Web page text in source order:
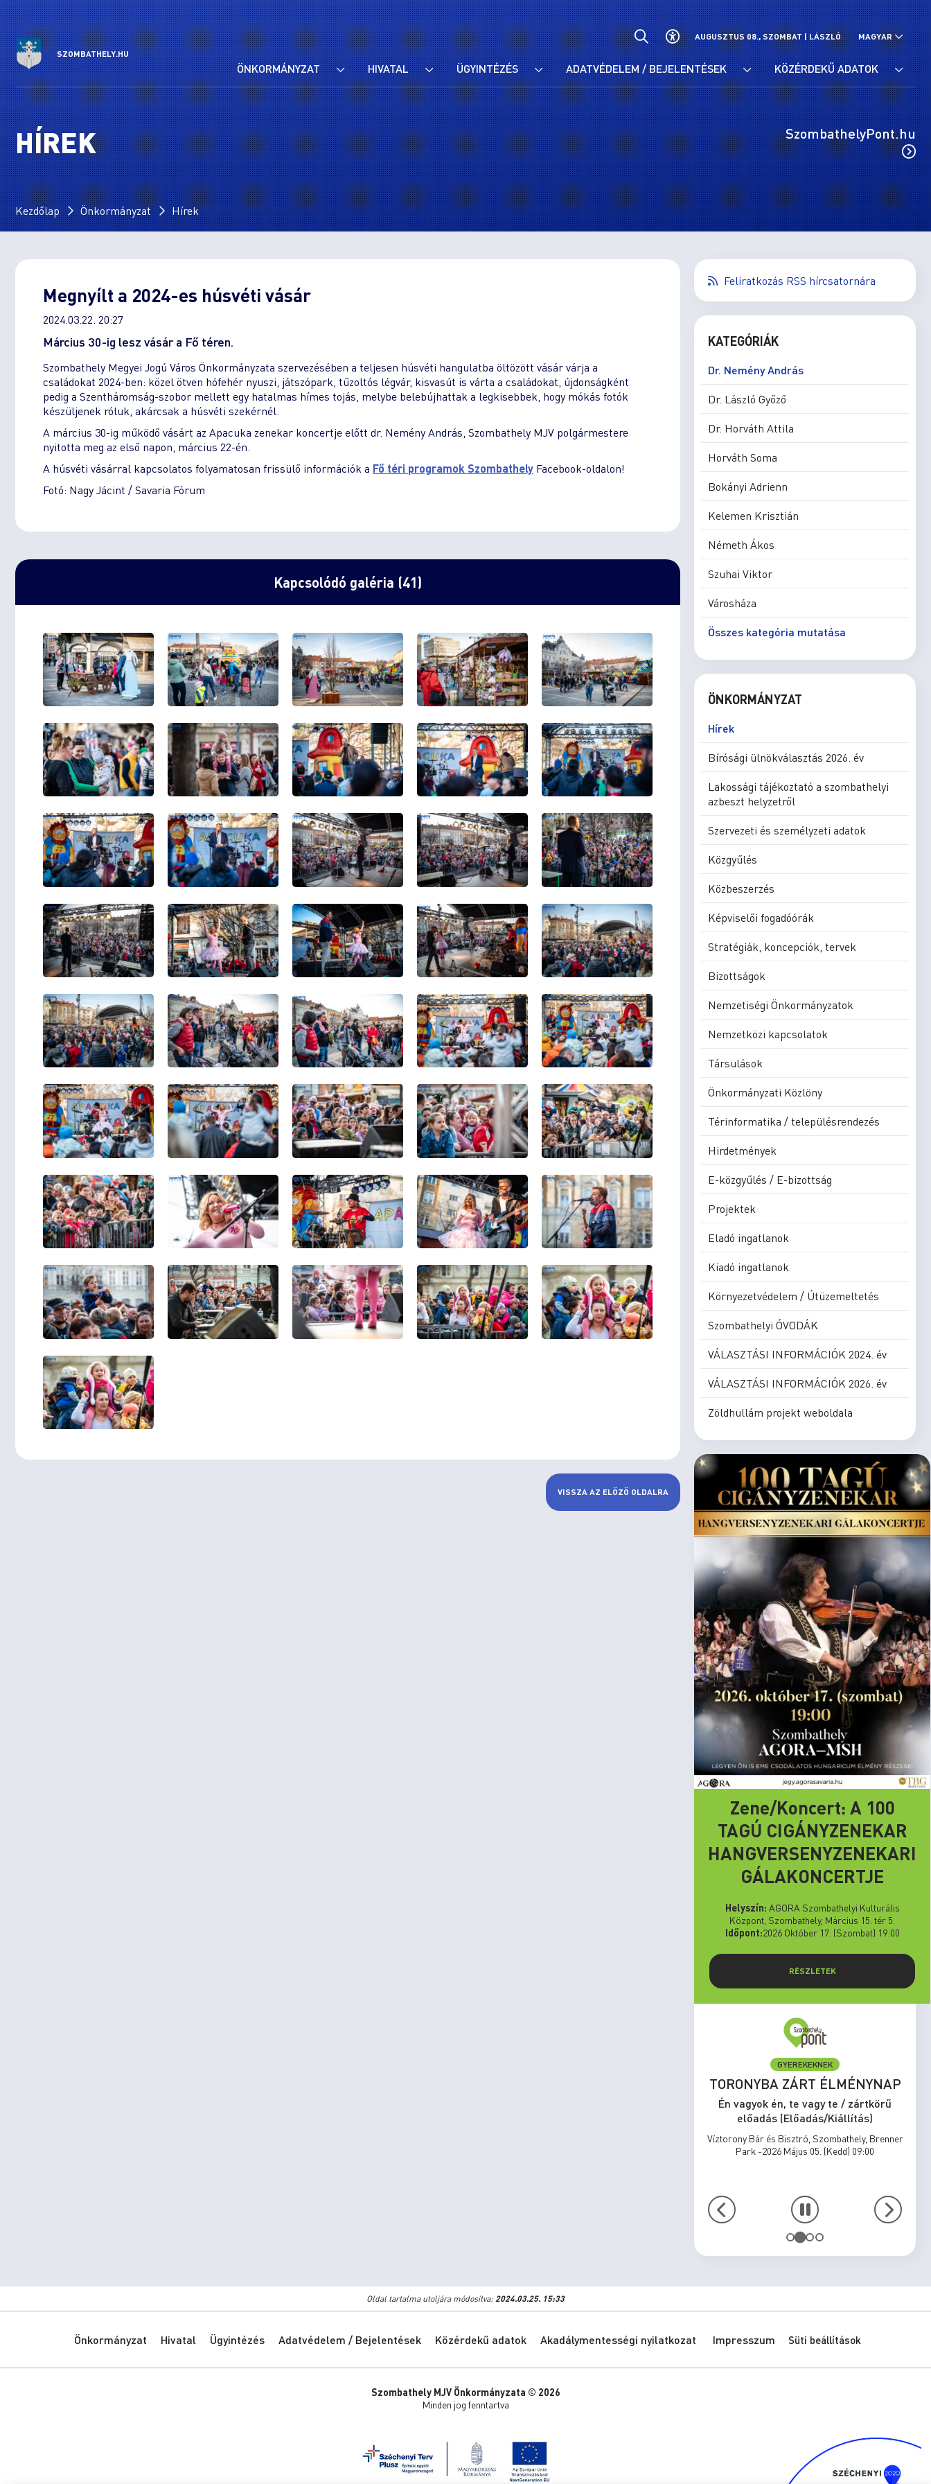
SZOMBATHELY.HU
AUGUSZTUS 08., SZOMBAT |LÁSZLÓ MAGYAR
ÖNKORMÁNYZAT HIVATAL ÜGYINTÉZÉS ADATVÉDELEM / BEJELENTÉSEK KÖZÉRDEKŰ ADATOK
HÍREK SzombathelyPont.hu
Kezdőlap Önkormányzat Hírek
Megnyílt a 2024-es húsvéti vásár
2024.03.22. 20:27
Március 30-ig lesz vásár a Fő téren.
Szombathely Megyei Jogú Város Önkormányzata szervezésében a teljesen húsvéti hangulatba öltözött vásár várja a
családokat 2024-ben: közel ötven hófehér nyuszi, játszópark, tűzoltós légvár, kisvasút is várta a családokat, újdonságként
pedig a Szentháromság-szobor mellett egy hatalmas hímes tojás, melybe belebújhattak a legkisebbek, hogy mókás fotók
készüljenek róluk, akárcsak a húsvéti szekérnél.
A március 30-ig működő vásárt az Apacuka zenekar koncertje előtt dr. Nemény András, Szombathely MJV polgármestere
nyitotta meg az első napon, március 22-én.
A húsvéti vásárral kapcsolatos folyamatosan frissülő információk a Fő téri programok Szombathely Facebook-oldalon!
Fotó: Nagy Jácint / Savaria Fórum
Kapcsolódó galéria (41)
VISSZA AZ ELŐZŐ OLDALRA
Feliratkozás RSS hírcsatornára
KATEGÓRIÁK
Dr. Nemény András
Dr. László Győző
Dr. Horváth Attila
Horváth Soma
Bokányi Adrienn
Kelemen Krisztián
Németh Ákos
Szuhai Viktor
Városháza
Összes kategória mutatása
ÖNKORMÁNYZAT
Hírek
Bírósági ülnökválasztás 2026. év
Lakossági tájékoztató a szombathelyi
azbeszt helyzetről
Szervezeti és személyzeti adatok
Közgyűlés
Közbeszerzés
Képviselői fogadóórák
Stratégiák, koncepciók, tervek
Bizottságok
Nemzetiségi Önkormányzatok
Nemzetközi kapcsolatok
Társulások
Önkormányzati Közlöny
Térinformatika / településrendezés
Hirdetmények
E-közgyűlés / E-bizottság
Projektek
Eladó ingatlanok
Kiadó ingatlanok
Környezetvédelem / Útüzemeltetés
Szombathelyi ÓVODÁK
VÁLASZTÁSI INFORMÁCIÓK 2024. év
VÁLASZTÁSI INFORMÁCIÓK 2026. év
Zöldhullám projekt weboldala
Zene/Koncert: A 100
TAGÚ CIGÁNYZENEKAR
HANGVERSENYZENEKARI
GÁLAKONCERTJE
Helyszín: AGORA Szombathelyi Kulturális
Központ, Szombathely, Március 15. tér 5.
Időpont:2026 Október 17. (Szombat) 19:00
RÉSZLETEK
GYEREKEKNEK
TORONYBA ZÁRT ÉLMÉNYNAP
Én vagyok én, te vagy te / zártkörű
előadás (Előadás/Kiállítás)
Víztorony Bár és Bisztró, Szombathely, Brenner
Park -2026 Május 05. (Kedd) 09:00
Oldal tartalma utoljára módosítva: 2024.03.25. 15:33
Önkormányzat Hivatal Ügyintézés Adatvédelem / Bejelentések Közérdekű adatok Akadálymentességi nyilatkozat Impresszum Süti beállítások
Szombathely MJV Önkormányzata © 2026
Minden jog fenntartva